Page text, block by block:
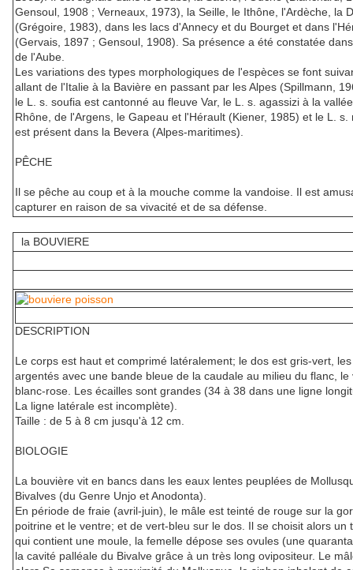
Gensoul, 1908 ; Verneaux, 1973), la Seille, le Ithône, l'Ardèche, la
(Grégoire, 1983), dans les lacs d'Annecy et du Bourget et dans
(Gervais, 1897 ; Gensoul, 1908). Sa présence a été constatée
de l'Aube.
Les variations des types morphologiques de l'espèces se font
allant de l'Italie à la Bavière en passant par les Alpes (Spillmann,
le L. s. soufia est cantonné au fleuve Var, le L. s. agassizi à la
Rhône, de l'Argens, le Gapeau et l'Hérault (Kiener, 1985) et le L. s.
est présent dans la Bevera (Alpes-maritimes).
PÊCHE
Il se pêche au coup et à la mouche comme la vandoise. Il est
capturer en raison de sa vivacité et de sa défense.
la BOUVIERE
DESCRIPTION
Le corps est haut et comprimé latéralement; le dos est gris-vert,
argentés avec une bande bleue de la caudale au milieu du flanc, le
blanc-rose. Les écailles sont grandes (34 à 38 dans une ligne
La ligne latérale est incomplète).
Taille : de 5 à 8 cm jusqu'à 12 cm.
BIOLOGIE
La bouvière vit en bancs dans les eaux lentes peuplées de
Bivalves (du Genre Unjo et Anodonta).
En période de fraie (avril-juin), le mâle est teinté de rouge sur la
poitrine et le ventre; et de vert-bleu sur le dos. Il se choisit alors un
qui contient une moule, la femelle dépose ses ovules (une
la cavité palléale du Bivalve grâce à un très long ovipositeur. Le